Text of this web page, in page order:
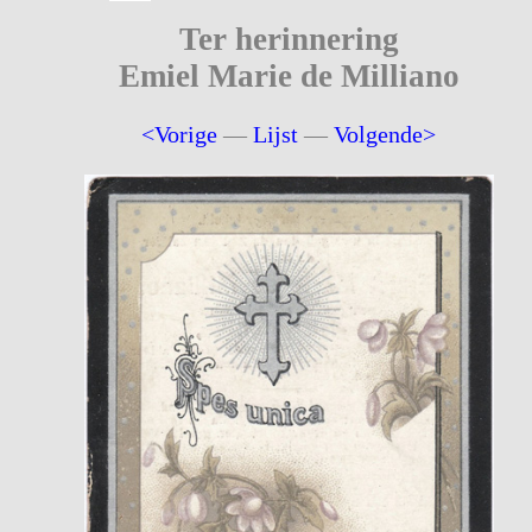
Ter herinnering
Emiel Marie de Milliano
<Vorige —Lijst —Volgende>